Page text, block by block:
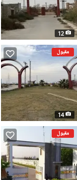
12
مقبول
14
مقبول